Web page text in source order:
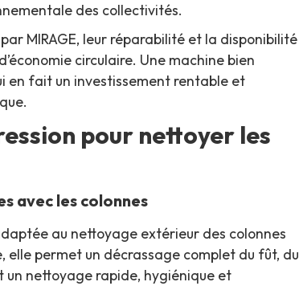
des collectivités.
MIRAGE, leur réparabilité et la disponibilité
circulaire. Une machine bien
en fait un investissement rentable et
pour nettoyer les
avec les colonnes
au nettoyage extérieur des colonnes
elle permet un décrassage complet du fût, du
nettoyage rapide, hygiénique et